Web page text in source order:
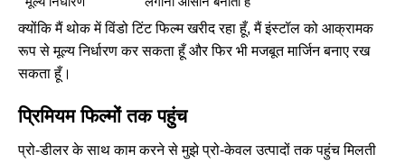
क्योंकि मैं थोक में विंडो टिंट फिल्म खरीद रहा हूँ, मैं इंस्टॉल को आक्रामक
रूप से मूल्य निर्धारण कर सकता हूँ और फिर भी मजबूत मार्जिन बनाए रख
सकता हूँ।
प्रिमियम फिल्मों तक पहुंच
प्रो-डीलर के साथ काम करने से मुझे प्रो-केवल उत्पादों तक पहुंच मिलती